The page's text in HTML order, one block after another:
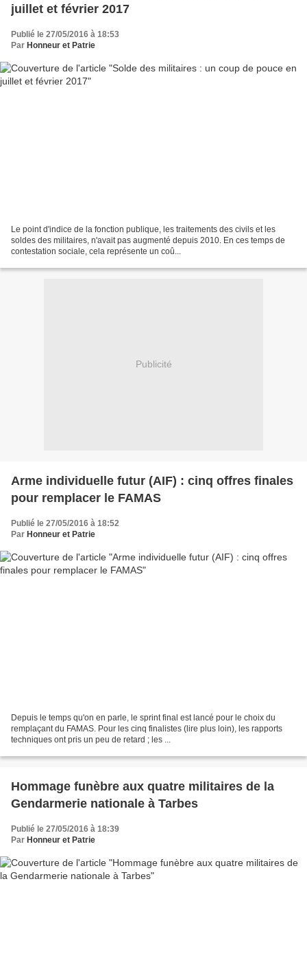
juillet et février 2017
Publié le 27/05/2016 à 18:53
Par Honneur et Patrie
Le point d'indice de la fonction publique, les traitements des civils et les
soldes des militaires, n'avait pas augmenté depuis 2010. En ces temps de
contestation sociale, cela représente un coû...
Publicité
Arme individuelle futur (AIF) : cinq offres finales
pour remplacer le FAMAS
Publié le 27/05/2016 à 18:52
Par Honneur et Patrie
Depuis le temps qu'on en parle, le sprint final est lancé pour le choix du
remplaçant du FAMAS. Pour les cinq finalistes (lire plus loin), les rapports
techniques ont pris un peu de retard ; les ...
Hommage funèbre aux quatre militaires de la
Gendarmerie nationale à Tarbes
Publié le 27/05/2016 à 18:39
Par Honneur et Patrie